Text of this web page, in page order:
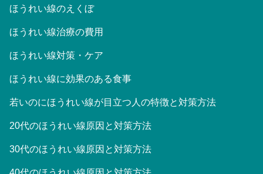
ほうれい線のえくぼ
ほうれい線治療の費用
ほうれい線対策・ケア
ほうれい線に効果のある食事
若いのにほうれい線が目立つ人の特徴と対策方法
20代のほうれい線原因と対策方法
30代のほうれい線原因と対策方法